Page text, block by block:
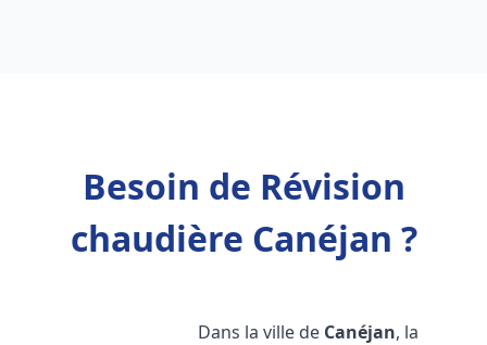
Besoin de Révision
chaudière Canéjan ?
Dans la ville de Canéjan, la